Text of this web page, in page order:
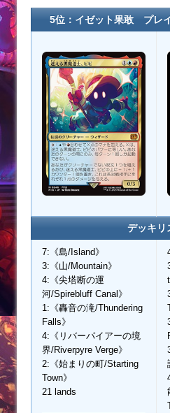
5位：イゼット果敢 プレ
デッキリ
7:《島/Island》
3:《山/Mountain》
4:《尖塔断の運
河/Spirebluff Canal》
1:《轟音の滝/Thundering
Falls》
4:《リバーパイアーの境
界/Riverpyre Verge》
2:《始まりの町/Starting
Town》
21 lands